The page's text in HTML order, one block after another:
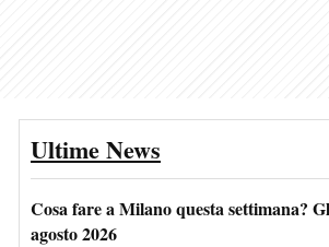
Ultime News
Cosa fare a Milano questa settimana?
agosto 2026